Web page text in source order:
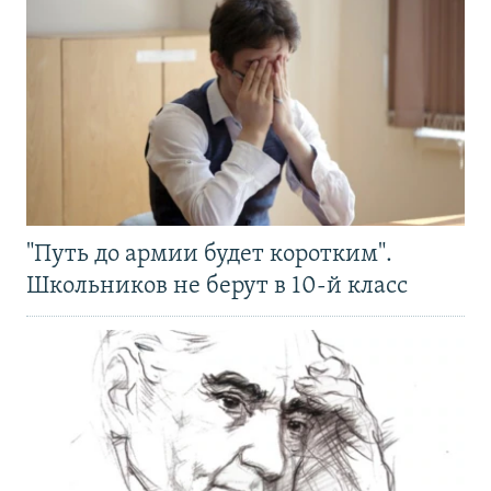
"Путь до армии будет коротким".
Школьников не берут в 10-й класс